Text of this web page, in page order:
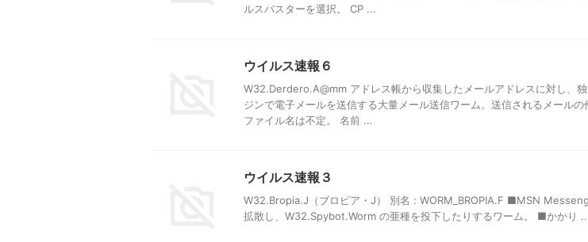
ルスバスターを選択。 CP ...
ウイルス速報６
W32.Derdero.A@mm アドレス帳から収集したメールアドレスに対し、
ジンで電子メールを送信する大量メール送信ワーム。送信されるメールの
ファイル名は不定。 名前 ...
ウイルス速報３
W32.Bropia.J（ブロピア・J） 別名 : WORM_BROPIA.F ■MSN
拡散し、W32.Spybot.Worm の亜種を投下したりするワーム。 ■かかり